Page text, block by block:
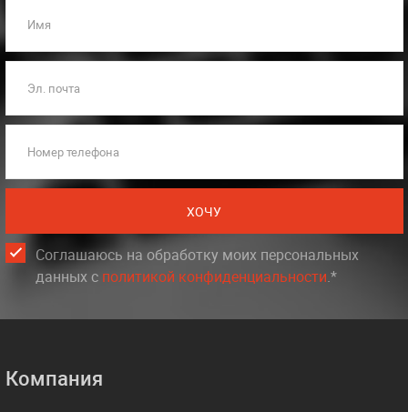
Имя
Эл. почта
Номер телефона
ХОЧУ
Соглашаюсь на обработку моих персональных
данных c политикой конфиденциальности.*
Компания